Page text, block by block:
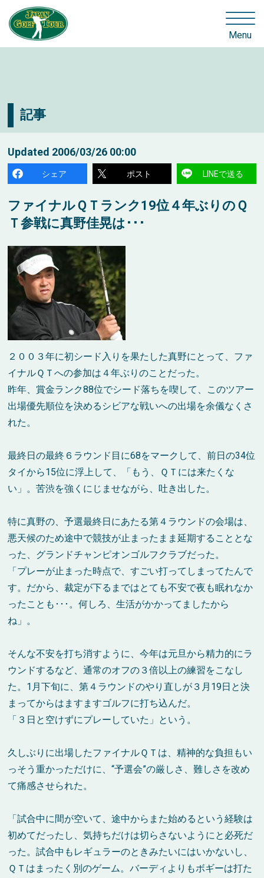
Menu
記事
Updated 2006/03/26 00:00
シェア ポスト LINEで送る
ファイナルＱＴランク19位４年ぶりのＱ
Ｔ参戦に真野佳晃は･･･
２００３年に初シード入りを果たした真野にとって、ファ
イナルＱＴへの参加は４年ぶりのことだった。
昨年、賞金ランク88位でシード落ちを喫して、このツアー
出場優先順位を決めるシビアな戦いへの出場を余儀なくさ
れた。
最終日の最終６ラウンド目に68をマークして、前日の34位
タイから15位に浮上して、「もう、ＱＴには来たくな
い」。苦渋を強くにじませながら、吐き出した。
特に真野の、予選最終日にあたる第４ラウンドの会場は、
悪天候のため途中で競技が止まったまま延期することとな
った、グランドチャンピオンゴルフクラブだった。
「プレーが止まった時点で、すごい打ってしまってたんで
す。だから、裁定が下るまではとても不安で夜も眠れなか
ったことも･･･。何しろ、生活がかかってましたから
ね」。
そんな不安を打ち消すように、今年は元旦から精力的にラ
ウンドするなど、通常のオフの３倍以上の練習をこなし
た。1月下旬に、第４ラウンドのやり直しが３月19日と決
まってからはますますゴルフに打ち込んだ。
「３日と空けずにプレーしていた」という。
久しぶりに出場したファイナルＱＴは、精神的な負担もい
っそう重かっただけに、“予選会”の厳しさ、難しさを改め
て痛感させられた。
「試合中に間が空いて、途中からまた始めるという経験は
初めてだったし、気持ちだけは切らさないようにと必死だ
った。試合中もレギュラーのときみたいにはいかないし、
ＱＴはまったく別のゲーム。バーディよりもボギーは打た